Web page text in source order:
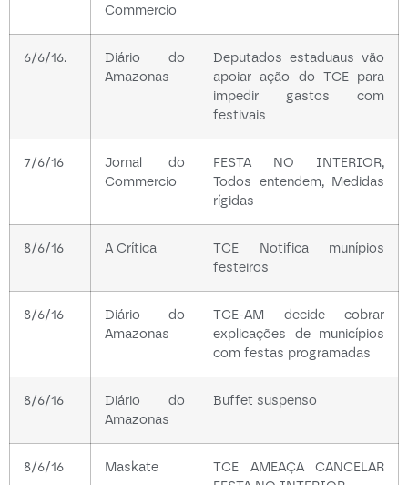
Commercio
6/6/16.
Diário do
Amazonas
Deputados estaduaus vão
apoiar ação do TCE para
impedir gastos com
festivais
7/6/16
Jornal do
Commercio
FESTA NO INTERIOR,
Todos entendem, Medidas
rígidas
8/6/16 A Crítica
TCE Notifica munípios
festeiros
8/6/16
Diário do
Amazonas
TCE-AM decide cobrar
explicações de municípios
com festas programadas
8/6/16
Diário do
Amazonas
Buffet suspenso
8/6/16 Maskate
TCE AMEAÇA CANCELAR